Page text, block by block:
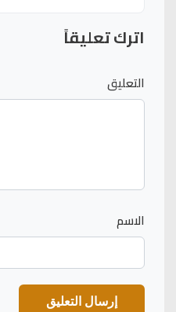
اترك تعليقاً
التعليق
الاسم